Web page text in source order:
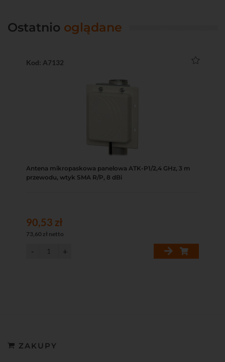
Ostatnio oglądane
Kod: A7132
Antena mikropaskowa panelowa ATK-P1/2,4 GHz, 3 m
przewodu, wtyk SMA R/P, 8 dBi
90,53 zł
73,60 zł netto
ZAKUPY